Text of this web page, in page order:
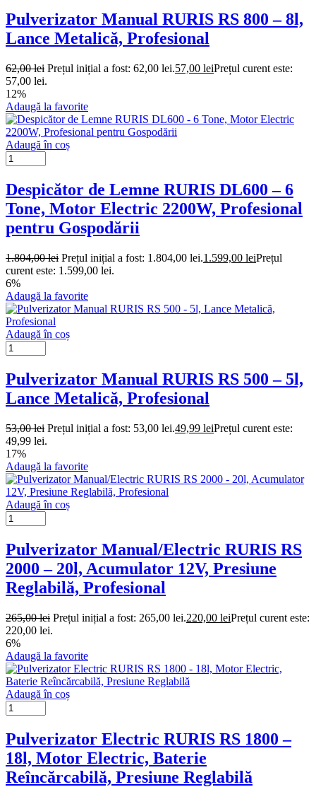
Pulverizator Manual RURIS RS 800 – 8l,
Lance Metalică, Profesional
62,00lei Prețul inițial a fost: 62,00 lei.57,00 leiPrețul curent este:
57,00 lei.
12%
Adaugă la favorite
Adaugă în coș
Despicător de Lemne RURIS DL600 – 6
Tone, Motor Electric 2200W, Profesional
pentru Gospodării
1.804,00lei Prețul inițial a fost: 1.804,00 lei.1.599,00 leiPrețul
curent este: 1.599,00 lei.
6%
Adaugă la favorite
Adaugă în coș
Pulverizator Manual RURIS RS 500 – 5l,
Lance Metalică, Profesional
53,00lei Prețul inițial a fost: 53,00 lei.49,99 leiPrețul curent este:
49,99 lei.
17%
Adaugă la favorite
Adaugă în coș
Pulverizator Manual/Electric RURIS RS
2000 – 20l, Acumulator 12V, Presiune
Reglabilă, Profesional
265,00lei Prețul inițial a fost: 265,00 lei.220,00 leiPrețul curent este:
220,00 lei.
6%
Adaugă la favorite
Adaugă în coș
Pulverizator Electric RURIS RS 1800 –
18l, Motor Electric, Baterie
Reîncărcabilă, Presiune Reglabilă